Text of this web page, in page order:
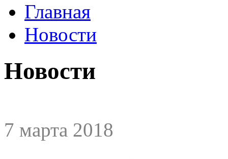
Главная
Новости
Новости
7 марта 2018